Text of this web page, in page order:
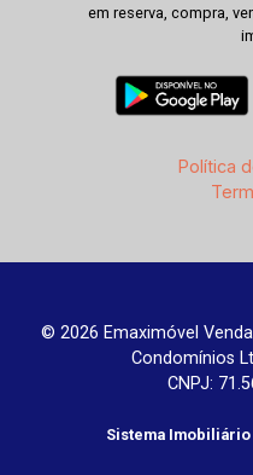
em reserva, compra,
Política
© 2026 Emaximóvel
Condomínios
CNPJ:
Sistema Imobiliário